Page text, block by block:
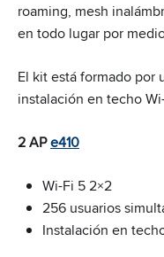
roaming, mesh
en todo lugar por
El kit está formado por
instalación en techo
2 APe410
Wi-Fi 5 2×2
256 usuarios
Instalación en